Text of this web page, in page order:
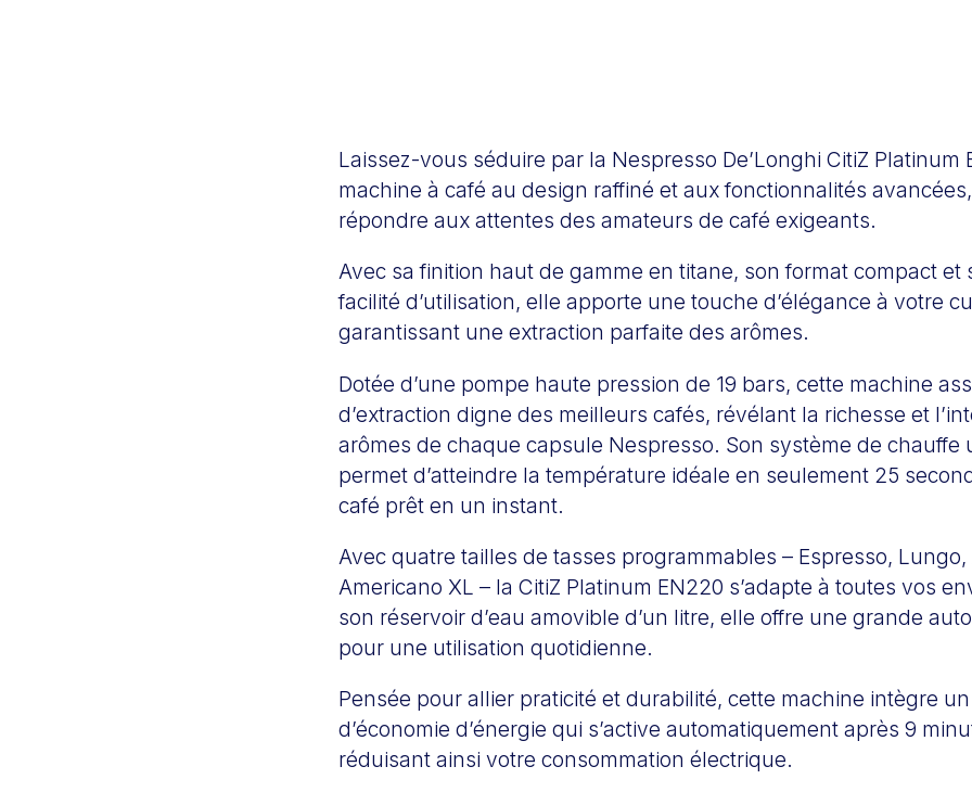
Laissez-vous séduire par la Nespresso De’Longhi CitiZ Platinum
machine à café au design raffiné et aux fonctionnalités
répondre aux attentes des amateurs de café exigeants.
Avec sa finition haut de gamme en titane, son format compact et
facilité d’utilisation, elle apporte une touche d’élégance à votre
garantissant une extraction parfaite des arômes.
Dotée d’une pompe haute pression de 19 bars, cette machine
d’extraction digne des meilleurs cafés, révélant la richesse et
arômes de chaque capsule Nespresso. Son système de chauffe
permet d’atteindre la température idéale en seulement 25
café prêt en un instant.
Avec quatre tailles de tasses programmables – Espresso,
Americano XL – la CitiZ Platinum EN220 s’adapte à toutes vos
son réservoir d’eau amovible d’un litre, elle offre une grande
pour une utilisation quotidienne.
Pensée pour allier praticité et durabilité, cette machine intègre
d’économie d’énergie qui s’active automatiquement après 9
réduisant ainsi votre consommation électrique.